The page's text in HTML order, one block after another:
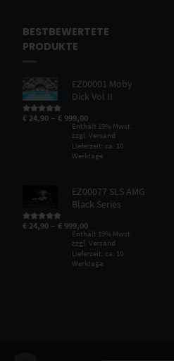
BESTBEWERTETE
PRODUKTE
EZ00001 Moby
Dick Vol II
Bewertet mit
von 5
€ 24,90 –€ 999,00
Enthält 19% Mwst.
zzgl.Versand
Lieferzeit: ca. 10
Werktage
EZ00077 SLS AMG
Black Series
Bewertet mit
von 5
€ 24,90 –€ 999,00
Enthält 19% Mwst.
zzgl.Versand
Lieferzeit: ca. 10
Werktage